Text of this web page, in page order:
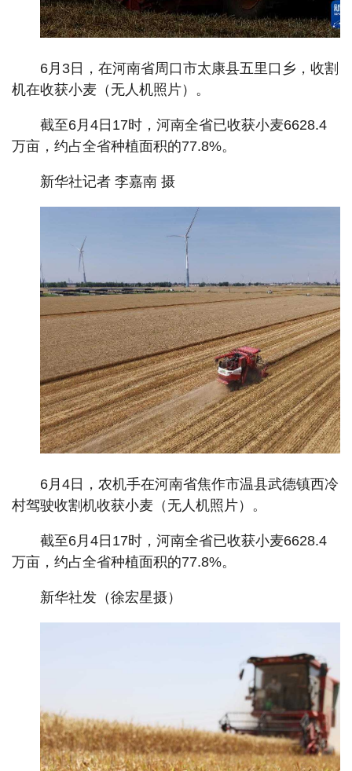
6月3日，在河南省周口市太康县五里口乡，收割
机在收获小麦（无人机照片）。
截至6月4日17时，河南全省已收获小麦6628.4
万亩，约占全省种植面积的77.8%。
新华社记者 李嘉南 摄
6月4日，农机手在河南省焦作市温县武德镇西冷
村驾驶收割机收获小麦（无人机照片）。
截至6月4日17时，河南全省已收获小麦6628.4
万亩，约占全省种植面积的77.8%。
新华社发（徐宏星摄）